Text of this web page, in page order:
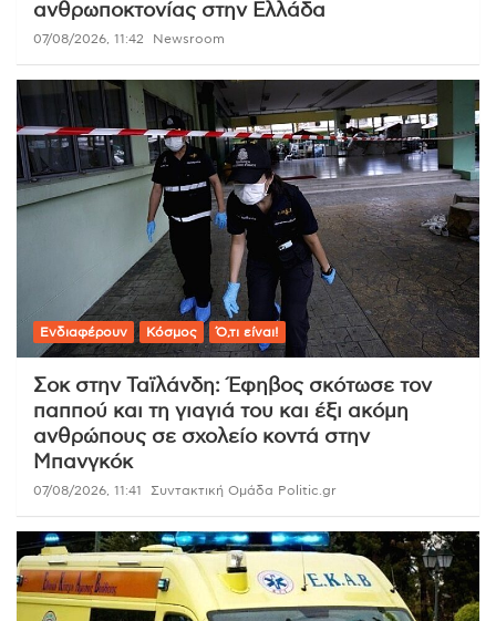
ανθρωποκτονίας στην Ελλάδα
07/08/2026, 11:42 Newsroom
Ενδιαφέρουν Κόσμος Ό,τι είναι!
Σοκ στην Ταϊλάνδη: Έφηβος σκότωσε τον
παππού και τη γιαγιά του και έξι ακόμη
ανθρώπους σε σχολείο κοντά στην
Μπανγκόκ
07/08/2026, 11:41 Συντακτική Ομάδα Politic.gr